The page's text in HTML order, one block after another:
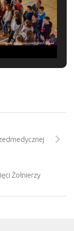
Żołnierzy